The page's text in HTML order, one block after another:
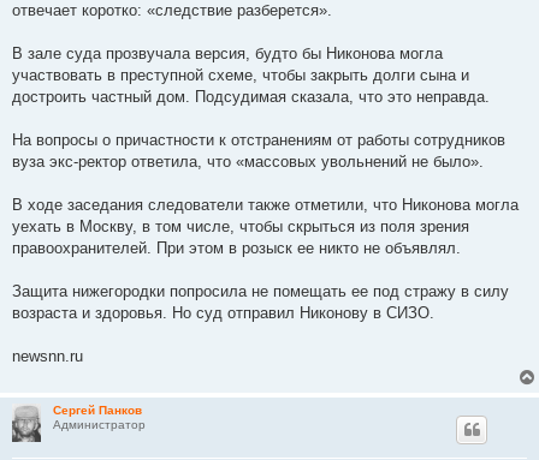
отвечает коротко: «следствие разберется».
В зале суда прозвучала версия, будто бы Никонова могла
участвовать в преступной схеме, чтобы закрыть долги сына и
достроить частный дом. Подсудимая сказала, что это неправда.
На вопросы о причастности к отстранениям от работы сотрудников
вуза экс-ректор ответила, что «массовых увольнений не было».
В ходе заседания следователи также отметили, что Никонова могла
уехать в Москву, в том числе, чтобы скрыться из поля зрения
правоохранителей. При этом в розыск ее никто не объявлял.
Защита нижегородки попросила не помещать ее под стражу в силу
возраста и здоровья. Но суд отправил Никонову в СИЗО.
newsnn.ru
Сергей Панков
Администратор